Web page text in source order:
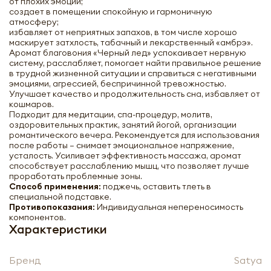
создает в помещении спокойную и гармоничную
атмосферу;
избавляет от неприятных запахов, в том числе хорошо
маскирует затхлость, табачный и лекарственный «амбрэ».
Аромат благовония «Черный лед» успокаивает нервную
систему, расслабляет, помогает найти правильное решение
в трудной жизненной ситуации и справиться с негативными
эмоциями, агрессией, беспричинной тревожностью.
Улучшает качество и продолжительность сна, избавляет от
кошмаров.
Подходит для медитации, спа-процедур, молитв,
оздоровительных практик, занятий йогой, организации
романтического вечера. Рекомендуется для использования
после работы – снимает эмоциональное напряжение,
усталость. Усиливает эффективность массажа, аромат
способствует расслаблению мышц, что позволяет лучше
проработать проблемные зоны.
Способ применения: поджечь, оставить тлеть в
специальной подставке.
Противопоказания: Индивидуальная непереносимость
компонентов.
Характеристики
Бренд Satya
Нажимая кнопку «Отправить», я даю своё согласие
Благовоние Чёрный Лёд Сатья | Satya
Black Ice Incense 15g
- +
на обработку моих персональных данных, в